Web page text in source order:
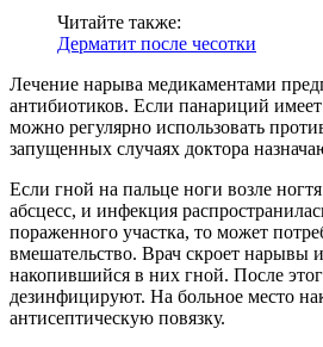
Читайте также:
Дерматит после чесотки
Лечение нарыва медикаментами
антибиотиков. Если панариций
можно регулярно использовать
запущенных случаях доктора
Если гной на пальце ноги возле
абсцесс, и инфекция
пораженного участка, то может
вмешательство. Врач скроет нарывы
накопившийся в них гной. После
дезинфицируют. На больное место
антисептическую повязку.